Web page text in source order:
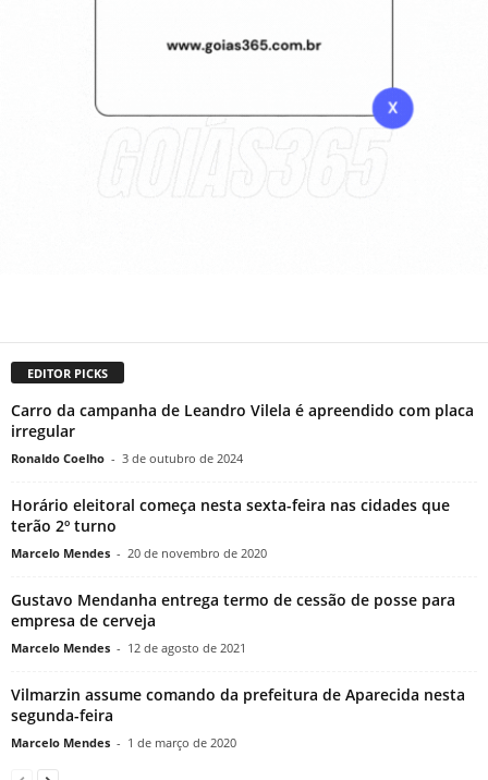
EDITOR PICKS
Carro da campanha de Leandro Vilela é apreendido com placa
irregular
Ronaldo Coelho - 3 de outubro de 2024
Horário eleitoral começa nesta sexta-feira nas cidades que
terão 2º turno
Marcelo Mendes - 20 de novembro de 2020
Gustavo Mendanha entrega termo de cessão de posse para
empresa de cerveja
Marcelo Mendes - 12 de agosto de 2021
Vilmarzin assume comando da prefeitura de Aparecida nesta
segunda-feira
Marcelo Mendes - 1 de março de 2020